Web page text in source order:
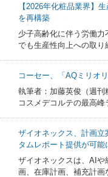
【2026年化粧品業界】
を再構築
少子高齢化に伴う労働
でも生産性向上への取
コーセー、「AQミリオ
執筆者：加藤英俊（週刊
コスメデコルテの最高
ザイオネックス、計画立
タムレポート提供が可能
ザイオネックスは、AI
画、在庫計画、補充計